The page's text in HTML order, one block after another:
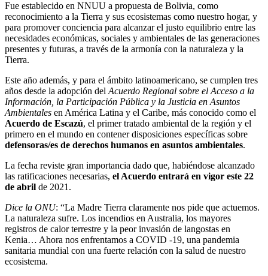
Fue establecido en NNUU a propuesta de Bolivia, como
reconocimiento a la Tierra y sus ecosistemas como nuestro hogar, y
para promover conciencia para alcanzar el justo equilibrio entre las
necesidades económicas, sociales y ambientales de las generaciones
presentes y futuras, a través de la armonía con la naturaleza y la
Tierra.
Este año además, y para el ámbito latinoamericano, se cumplen tres
años desde la adopción del Acuerdo Regional sobre el Acceso a la
Información, la Participación Pública y la Justicia en Asuntos
Ambientales en América Latina y el Caribe, más conocido como el
Acuerdo de Escazú, el primer tratado ambiental de la región y el
primero en el mundo en contener disposiciones específicas sobre
defensoras/es de derechos humanos en asuntos ambientales.
La fecha reviste gran importancia dado que, habiéndose alcanzado
las ratificaciones necesarias, el Acuerdo entrará en vigor este 22
de abril de 2021.
Dice la ONU: “La Madre Tierra claramente nos pide que actuemos.
La naturaleza sufre. Los incendios en Australia, los mayores
registros de calor terrestre y la peor invasión de langostas en
Kenia… Ahora nos enfrentamos a COVID -19, una pandemia
sanitaria mundial con una fuerte relación con la salud de nuestro
ecosistema.